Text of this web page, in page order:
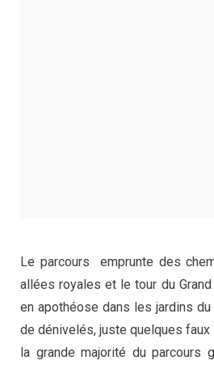
Le parcours emprunte des
allées royales et le tour du Grand
en apothéose dans les jardins
de dénivelés, juste quelques
la grande majorité du parcours